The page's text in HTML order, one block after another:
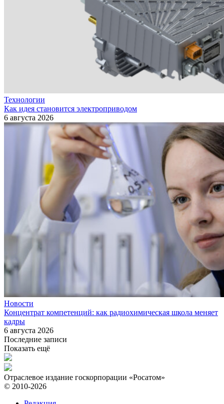
Технологии
Как идея становится электроприводом
6 августа 2026
Новости
Концентрат компетенций: как радиохимическая школа меняет
кадры
6 августа 2026
Последние записи
Показать ещё
Отраслевое издание госкорпорации «Росатом»
© 2010-2026